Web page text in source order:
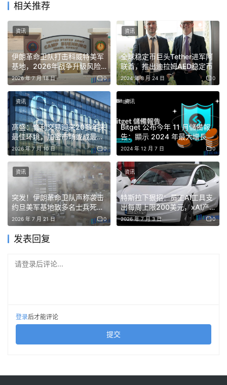
升級建立了清晰的問責制和審批工作流程，滿足傳統金融市
Solv Protocol 的執行長兼聯合創始人 Ryan Chow 在一份
書面聲明中表示：「機構會評估營運風險和變更控制風險。
FROST 提高了執行隱私性，但對機構而言真正重要的是類
似於傳統金融體系的治理機制。這包括職責分離、基於政策
的審批、審計追蹤和延遲升級。這正是類似風險委員會青睞
它的原因。」
Solv協議將FROST2升級到TS-SUF-4，建立機
構級比特幣執行與治理
Solv Protocol首席技術長兼聯合創始人Will Wang在聲明中
表示：「五年來，Solv始終高度重視密碼學創新。我們最近
的研究改進了FROST2演算法，並將其安全等級提升至TS-
SUF-4，這是目前最高的安全等級。我們最近的研究改進了
FROST2演算法，並將其安全等級提升至TS-SUF-4，這是
顯著加速FROST2在比特幣網路中更高效的應用程式設計更
SolvBTC 將能夠與機構平台和去中心化金融協議更無縫地
集成，從而隨著比特幣金融生態系統的發展，實現更順暢的
透過在比特幣基礎設施中部署 FROST，SolvBTC 為大規模
相关推荐
伊朗革命卫队打击科威特美军
基地，2026年战争升级风险
飙升
2026 年 7 月 18 日 0
资讯
全球稳定币巨头Tether进军阿
联酋，推出迪拉姆AED稳定币
2024 年 8 月 24 日 0
资讯
高盛：套利交易迎来20多年来
最佳环境，加密市场或成最大
赢家
2026 年 7 月 10 日 0
资讯
Bitget 公布今年 11 月儲備報
告：顯示 2024 年最大增長
2024 年 12 月 7 日 0
资讯
突发！伊朗革命卫队声称袭击
约旦美军基地致多名士兵死
亡，市场担忧中东冲突升级
2026 年 7 月 21 日 0
资讯
特斯拉下狠招：员工AI工具支
出每周上限200美元，xAI产
品除外
2026 年 7 月 3 日 0
资讯
发表回复
请登录后评论...
登录后才能评论
提交